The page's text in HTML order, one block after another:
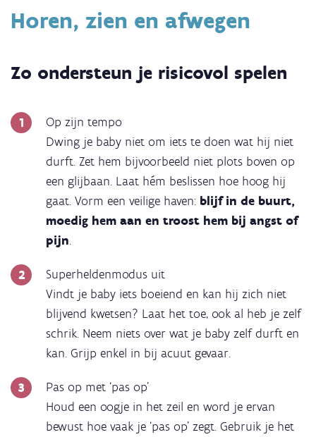
Horen, zien en afwegen
Zo ondersteun je risicovol spelen
Op zijn tempo
Dwing je baby niet om iets te doen wat hij niet
durft. Zet hem bijvoorbeeld niet plots boven op
een glijbaan. Laat hém beslissen hoe hoog hij
gaat. Vorm een veilige haven: blijf in de buurt,
moedig hem aan en troost hem bij angst of
pijn.
Superheldenmodus uit
Vindt je baby iets boeiend en kan hij zich niet
blijvend kwetsen? Laat het toe, ook al heb je zelf
schrik. Neem niets over wat je baby zelf durft en
kan. Grijp enkel in bij acuut gevaar.
Pas op met ‘pas op’
Houd een oogje in het zeil en word je ervan
bewust hoe vaak je ‘pas op’ zegt. Gebruik je het